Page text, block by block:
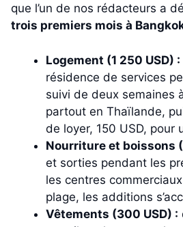
que l’un de nos rédacteurs a
trois premiers mois à
Logement (1 250 USD) :
résidence de services
suivi de deux semaines
partout en Thaïlande,
de loyer, 150 USD, pour
Nourriture et boissons
et sorties pendant les
les centres
plage, les additions
Vêtements (300 USD) :